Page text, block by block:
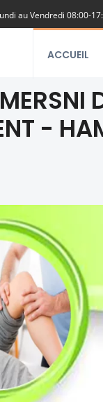
au Vendredi 08:00-
ACCUEIL
-